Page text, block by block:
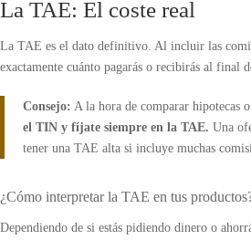
La TAE: El coste real
La TAE es el dato definitivo. Al incluir las
exactamente cuánto pagarás o recibirás al final
Consejo: A la hora de comparar hipotecas o
el TIN y fíjate siempre en la TAE. Una
tener una TAE alta si incluye muchas
¿Cómo interpretar la TAE en tus
Dependiendo de si estás pidiendo dinero o